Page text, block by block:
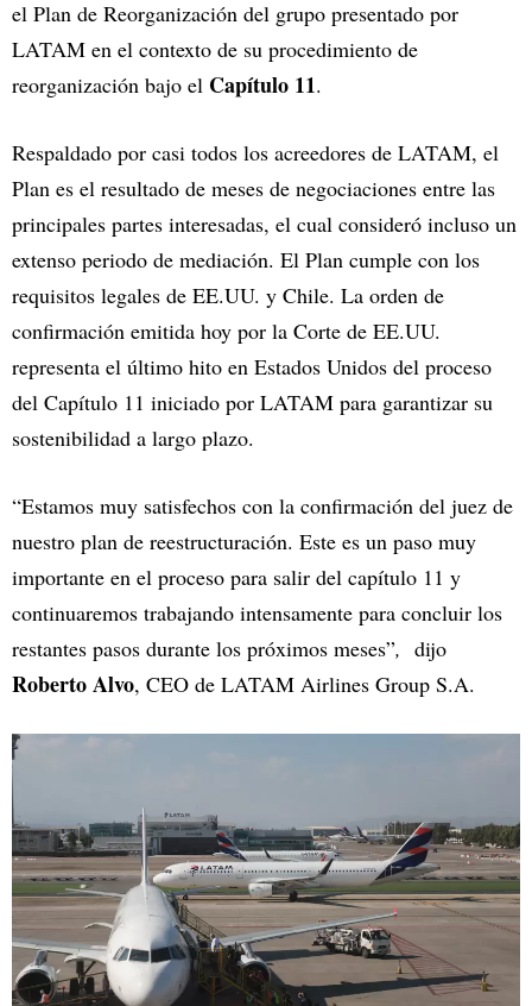
el Plan de Reorganización del grupo presentado por
LATAM en el contexto de su procedimiento de
reorganización bajo el Capítulo 11.
Respaldado por casi todos los acreedores de LATAM, el
Plan es el resultado de meses de negociaciones entre las
principales partes interesadas, el cual consideró incluso un
extenso periodo de mediación. El Plan cumple con los
requisitos legales de EE.UU. y Chile. La orden de
confirmación emitida hoy por la Corte de EE.UU.
representa el último hito en Estados Unidos del proceso
del Capítulo 11 iniciado por LATAM para garantizar su
sostenibilidad a largo plazo.
“Estamos muy satisfechos con la confirmación del juez de
nuestro plan de reestructuración. Este es un paso muy
importante en el proceso para salir del capítulo 11 y
continuaremos trabajando intensamente para concluir los
restantes pasos durante los próximos meses”, dijo
Roberto Alvo, CEO de LATAM Airlines Group S.A.